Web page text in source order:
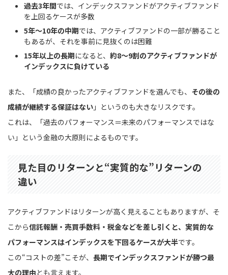
過去3年間では、インデックスファンドがアクティブファンド
を上回るケースが多数
5年〜10年の中期では、アクティブファンドの一部が勝ること
もあるが、それを事前に見抜くのは困難
15年以上の長期になると、 約8〜9割のアクティブファンドが
インデックスに負けている
また、「成績の良かったアクティブファンドを選んでも、 その後の
成績が継続する保証はない 」というのも大きなリスクです。
これは、「過去のパフォーマンス＝未来のパフォーマンスではな
い」という金融の大原則によるものです。
見た目のリターンと“実質的な”リターンの
違い
アクティブファンドはリターンが高く見えることもありますが、そ
こから信託報酬・売買手数料・税金などを差し引くと、実質的な
パフォーマンスはインデックスを下回るケースが大半です。
この“コストの差”こそが、 長期でインデックスファンドが勝つ最
大の理由とも言えます。